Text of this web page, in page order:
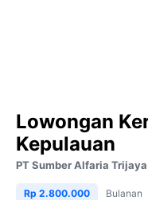
Lowongan
Kepulauan
PT Sumber Alfaria
Rp 2.800.000 Bulanan